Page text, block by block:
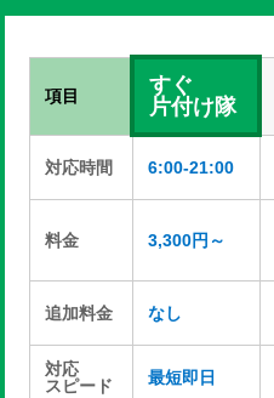
項目
すぐ
片付け隊
対応時間 6:00-21:00
料金 3,300円～
追加料金 なし
対応
スピード
最短即日